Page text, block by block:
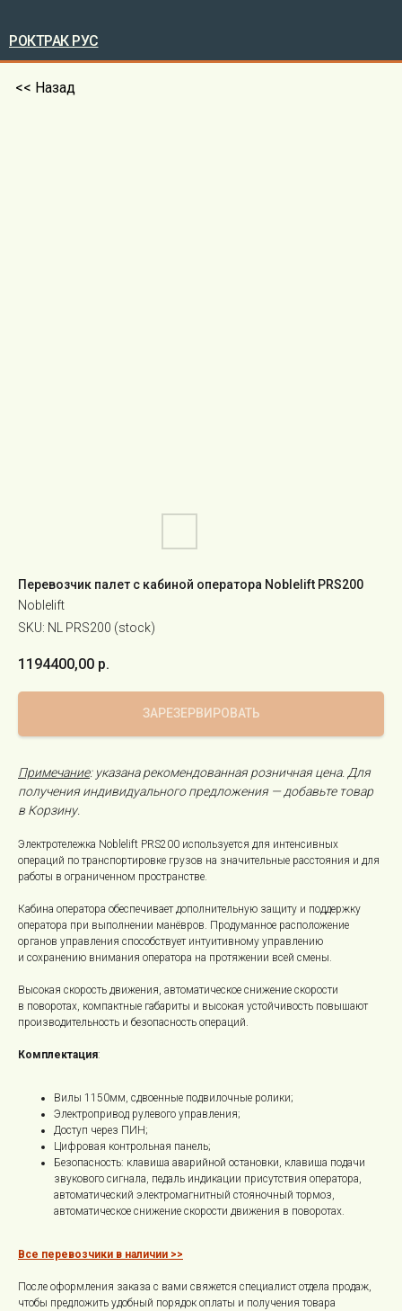
РОКТРАК РУС
<< Назад
Перевозчик палет с кабиной оператора Noblelift PRS200
Noblelift
SKU: NL PRS200 (stock)
1194400,00 р.
ЗАРЕЗЕРВИРОВАТЬ
Примечание: указана рекомендованная розничная цена. Для
получения индивидуального предложения — добавьте товар
в Корзину.
Электротележка Noblelift PRS200 используется для интенсивных
операций по транспортировке грузов на значительные расстояния и для
работы в ограниченном пространстве.
Кабина оператора обеспечивает дополнительную защиту и поддержку
оператора при выполнении манёвров. Продуманное расположение
органов управления способствует интуитивному управлению
и сохранению внимания оператора на протяжении всей смены.
Высокая скорость движения, автоматическое снижение скорости
в поворотах, компактные габариты и высокая устойчивость повышают
производительность и безопасность операций.
Комплектация:
Вилы 1150мм, сдвоенные подвилочные ролики;
Электропривод рулевого управления;
Доступ через ПИН;
Цифровая контрольная панель;
Безопасность: клавиша аварийной остановки, клавиша подачи
звукового сигнала, педаль индикации присутствия оператора,
автоматический электромагнитный стояночный тормоз,
автоматическое снижение скорости движения в поворотах.
Все перевозчики в наличии >>
После оформления заказа с вами свяжется специалист отдела продаж,
чтобы предложить удобный порядок оплаты и получения товара